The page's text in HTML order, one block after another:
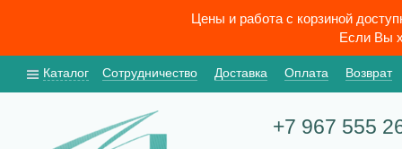
Цены и работа с корзиной
Если Вы
Каталог Сотрудничество Доставка Оплата Возврат
+7 967 555